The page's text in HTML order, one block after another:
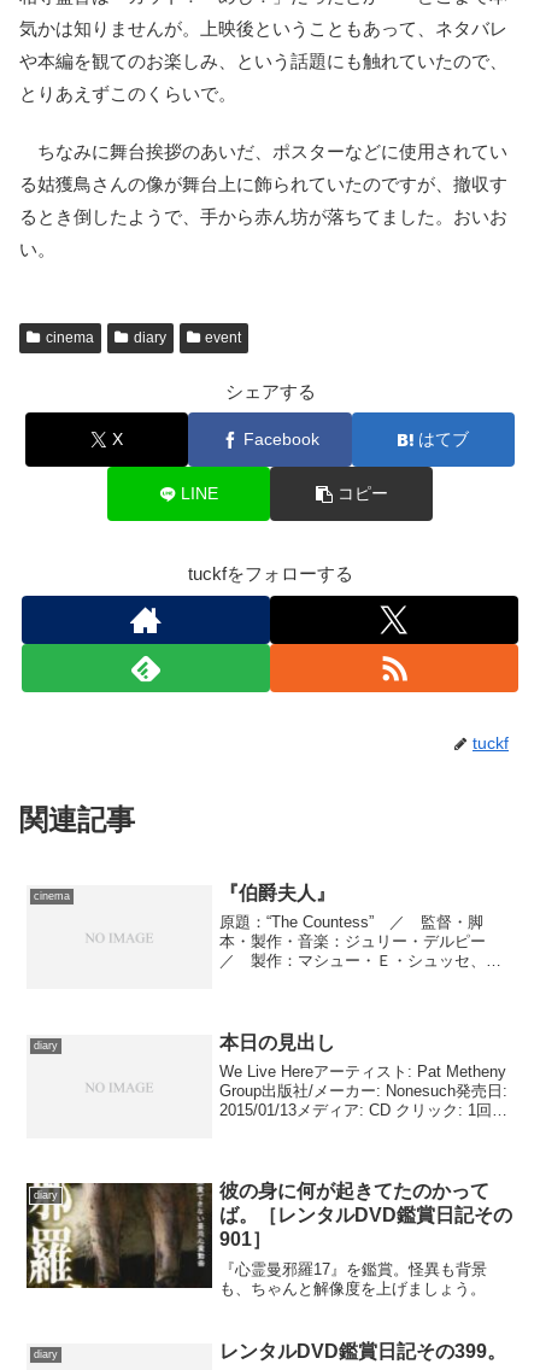
気かは知りませんが。上映後ということもあって、ネタバレ
や本編を観てのお楽しみ、という話題にも触れていたので、
とりあえずこのくらいで。
ちなみに舞台挨拶のあいだ、ポスターなどに使用されてい
る姑獲鳥さんの像が舞台上に飾られていたのですが、撤収す
るとき倒したようで、手から赤ん坊が落ちてました。おいお
い。
cinema diary event
シェアする
X Facebook はてブ
LINE コピー
tuckfをフォローする
tuckf
関連記事
cinema 『伯爵夫人』
原題：“The Countess” ／ 監督・脚
本・製作・音楽：ジュリー・デルピー
／ 製作：マシュー・Ｅ・シュッセ、ア
／ 編集：アン...
diary 本日の見出し
We Live Hereアーティスト: Pat Metheny
Group出版社/メーカー: Nonesuch発売日:
2015/01/13メディア: CD クリック: 1回こ
diary
彼の身に何が起きてたのかって
ば。［レンタルDVD鑑賞日記その
901］
『心霊曼邪羅17』を鑑賞。怪異も背景
も、ちゃんと解像度を上げましょう。
diary レンタルDVD鑑賞日記その399。